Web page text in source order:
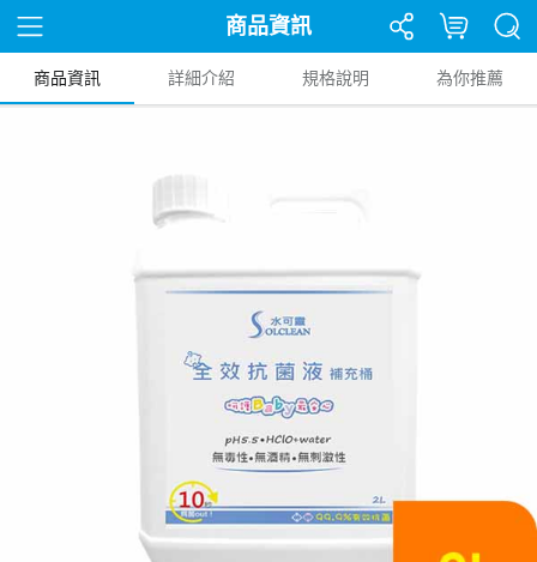
商品資訊
商品資訊 詳細介紹 規格說明 為你推薦